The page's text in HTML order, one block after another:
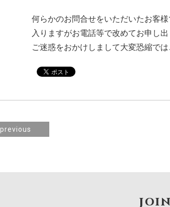
何らかのお問合せをいただいたお客
入りますがお電話等で改めてお申し
ご迷惑をおかけしまして大変恐縮で
previous